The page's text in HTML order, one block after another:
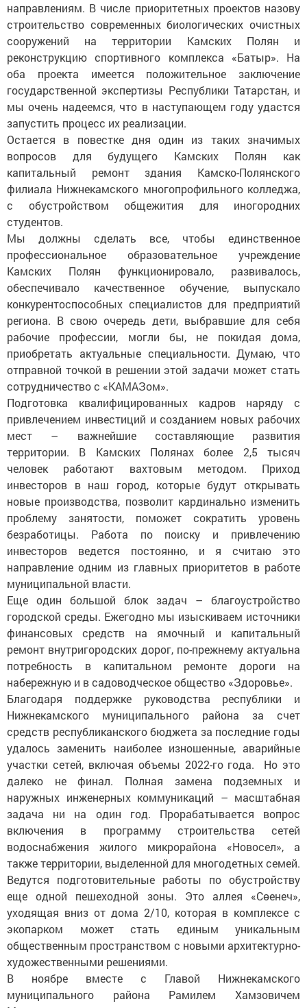
направлениям. В числе приоритетных проектов назову
строительство современных биологических очистных
сооружений на территории Камских Полян и
реконструкцию спортивного комплекса «Батыр». На
оба проекта имеется положительное заключение
государственной экспертизы Республики Татарстан, и
мы очень надеемся, что в наступающем году удастся
запустить процесс их реализации.
Остается в повестке дня один из таких значимых
вопросов для будущего Камских Полян как
капитальный ремонт здания Камско-Полянского
филиала Нижнекамского многопрофильного колледжа,
с обустройством общежития для иногородних
студентов.
Мы должны сделать все, чтобы единственное
профессиональное образовательное учреждение
Камских Полян функционировало, развивалось,
обеспечивало качественное обучение, выпускало
конкурентоспособных специалистов для предприятий
региона. В свою очередь дети, выбравшие для себя
рабочие профессии, могли бы, не покидая дома,
приобретать актуальные специальности. Думаю, что
отправной точкой в решении этой задачи может стать
сотрудничество с «КАМАЗом».
Подготовка квалифицированных кадров наряду с
привлечением инвестиций и созданием новых рабочих
мест – важнейшие составляющие развития
территории. В Камских Полянах более 2,5 тысяч
человек работают вахтовым методом. Приход
инвесторов в наш город, которые будут открывать
новые производства, позволит кардинально изменить
проблему занятости, поможет сократить уровень
безработицы. Работа по поиску и привлечению
инвесторов ведется постоянно, и я считаю это
направление одним из главных приоритетов в работе
муниципальной власти.
Еще один большой блок задач – благоустройство
городской среды. Ежегодно мы изыскиваем источники
финансовых средств на ямочный и капитальный
ремонт внутригородских дорог, по-прежнему актуальна
потребность в капитальном ремонте дороги на
набережную и в садоводческое общество «Здоровье».
Благодаря поддержке руководства республики и
Нижнекамского муниципального района за счет
средств республиканского бюджета за последние годы
удалось заменить наиболее изношенные, аварийные
участки сетей, включая объемы 2022-го года. Но это
далеко не финал. Полная замена подземных и
наружных инженерных коммуникаций – масштабная
задача ни на один год. Прорабатывается вопрос
включения в программу строительства сетей
водоснабжения жилого микрорайона «Новосел», а
также территории, выделенной для многодетных семей.
Ведутся подготовительные работы по обустройству
еще одной пешеходной зоны. Это аллея «Сөенеч»,
уходящая вниз от дома 2/10, которая в комплексе с
экопарком может стать единым уникальным
общественным пространством с новыми архитектурно-
художественными решениями.
В ноябре вместе с Главой Нижнекамского
муниципального района Рамилем Хамзовичем